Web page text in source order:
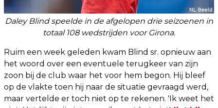
Daley Blind speelde in de afgelopen drie seizoenen in
totaal 108 wedstrijden voor Girona.
Ruim een week geleden kwam Blind sr. opnieuw aan
het woord over een eventuele terugkeer van zijn
zoon bij de club waar het voor hem begon. Hij bleef
op de vlakte toen hij naar de situatie gevraagd werd,
maar vertelde er toch niet op te rekenen. 'Ik weet het